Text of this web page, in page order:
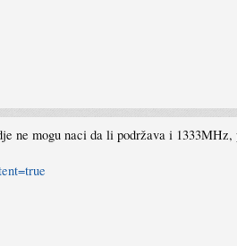
ne mogu naci da li podržava i